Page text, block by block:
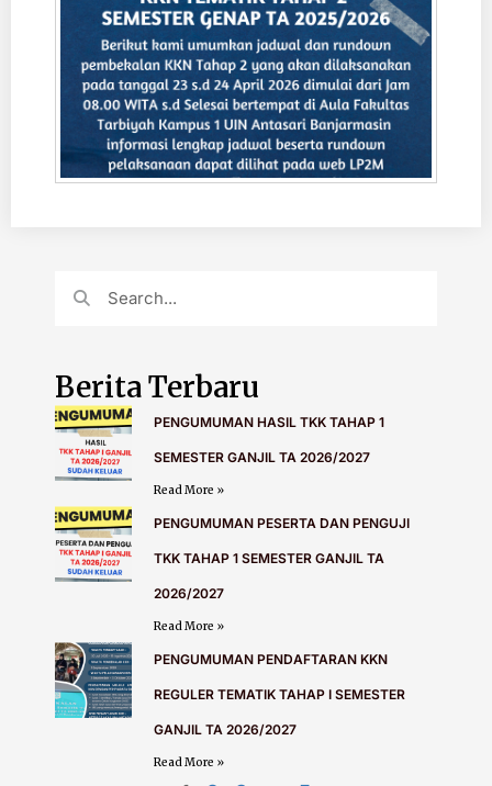
Berita Terbaru
PENGUMUMAN HASIL TKK TAHAP 1
SEMESTER GANJIL TA 2026/2027
Read More »
PENGUMUMAN PESERTA DAN PENGUJI
TKK TAHAP 1 SEMESTER GANJIL TA
2026/2027
Read More »
PENGUMUMAN PENDAFTARAN KKN
REGULER TEMATIK TAHAP I SEMESTER
GANJIL TA 2026/2027
Read More »